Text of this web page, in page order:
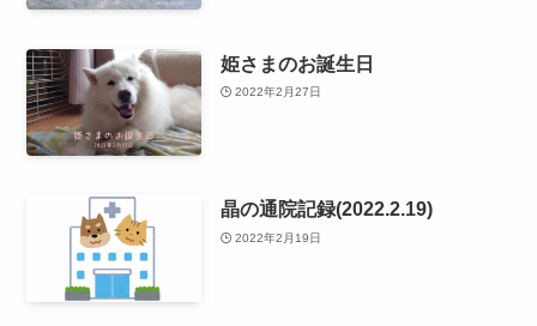
姫さまのお誕生日
2022年2月27日
晶の通院記録(2022.2.19)
2022年2月19日